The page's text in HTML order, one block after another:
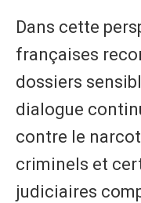
Dans cette
françaises
dossiers
dialogue
contre le
criminels et
judiciaires